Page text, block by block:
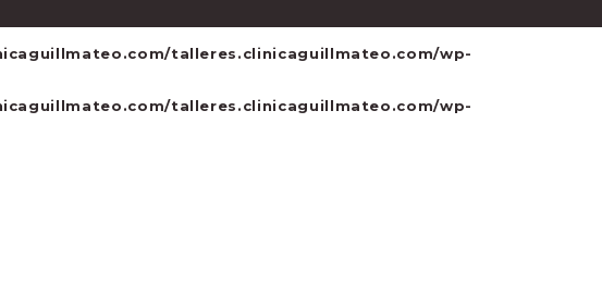
talleres.clinicaguillmateo.com/wp-
talleres.clinicaguillmateo.com/wp-